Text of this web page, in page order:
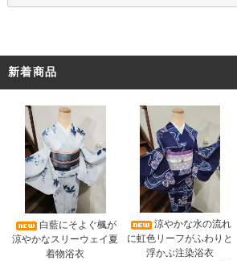
新着商品
白藍にそよぐ楓が
涼やかなスリーウェイ夏
着物浴衣
涼やかな水の流れ
に虹色リーフがふわりと
浮かぶ注染浴衣